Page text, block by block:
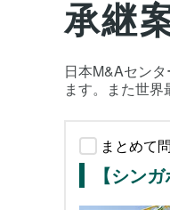
承継
日本M&Aセン
ます。また世
まとめて
【シン